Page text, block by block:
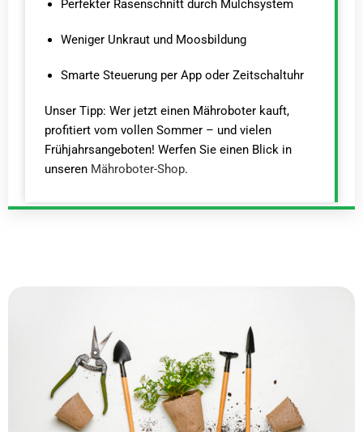
Perfekter Rasenschnitt durch Mulchsystem
Weniger Unkraut und Moosbildung
Smarte Steuerung per App oder Zeitschaltuhr
Unser Tipp: Wer jetzt einen Mähroboter kauft,
profitiert vom vollen Sommer – und vielen
Frühjahrsangeboten! Werfen Sie einen Blick in
unseren Mähroboter-Shop.